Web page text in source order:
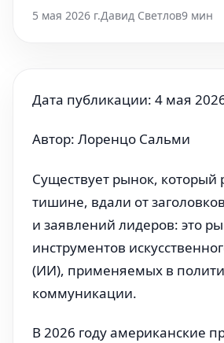
5 мая 2026 г.Давид Светлов9 мин
Дата публикации: 4 мая
Автор: Лоренцо Сальми
Существует рынок, который
тишине, вдали от
и заявлений лидеров: это
инструментов
(ИИ), применяемых в
коммуникации.
В 2026 году американские